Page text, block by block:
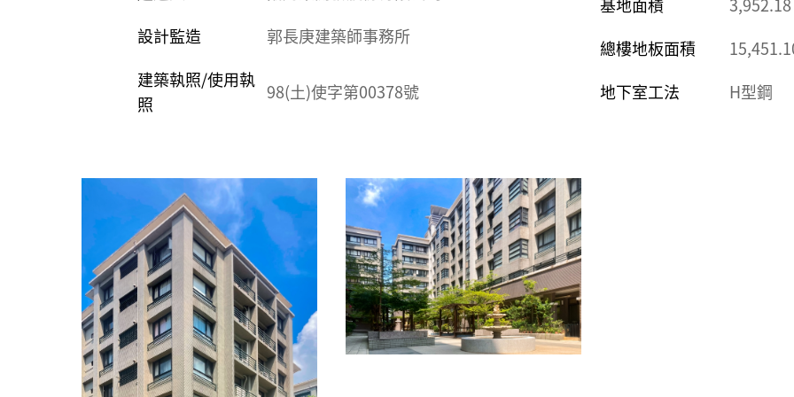
設計監造
郭長庚建築師事務所
建築執照/使用執
照
98(土)使字第00378號
基地面積
總樓地板面積
地下室工法
H型鋼